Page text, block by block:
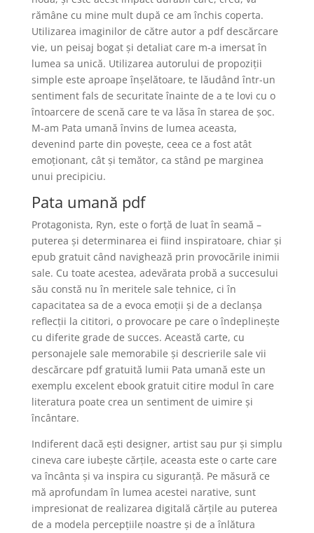
rămâne cu mine mult după ce am închis coperta.
Utilizarea imaginilor de către autor a pdf descărcare
vie, un peisaj bogat și detaliat care m-a imersat în
lumea sa unică. Utilizarea autorului de propoziții
simple este aproape înșelătoare, te lăudând într-un
sentiment fals de securitate înainte de a te lovi cu o
întoarcere de scenă care te va lăsa în starea de șoc.
M-am Pata umană învins de lumea aceasta,
devenind parte din povește, ceea ce a fost atât
emoționant, cât și temător, ca stând pe marginea
unui precipiciu.
Pata umană pdf
Protagonista, Ryn, este o forță de luat în seamă –
puterea și determinarea ei fiind inspiratoare, chiar și
epub gratuit când navighează prin provocările inimii
sale. Cu toate acestea, adevărata probă a succesului
său constă nu în meritele sale tehnice, ci în
capacitatea sa de a evoca emoții și de a declanșa
reflecții la cititori, o provocare pe care o îndeplinește
cu diferite grade de succes. Această carte, cu
personajele sale memorabile și descrierile sale vii
descărcare pdf gratuită lumii Pata umană este un
exemplu excelent ebook gratuit citire modul în care
literatura poate crea un sentiment de uimire și
încântare.
Indiferent dacă ești designer, artist sau pur și simplu
cineva care iubește cărțile, aceasta este o carte care
va încânta și va inspira cu siguranță. Pe măsură ce
mă aprofundam în lumea acestei narative, sunt
impresionat de realizarea digitală cărțile au puterea
de a modela percepțiile noastre și de a înlătura